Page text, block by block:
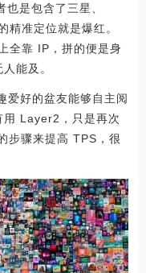
是包含了三星、
精准定位就是爆红。
全靠 IP，拼的便是身
能及。
爱好的盆友能够自主阅
用 Layer2，只是再次
步骤来提高 TPS，很